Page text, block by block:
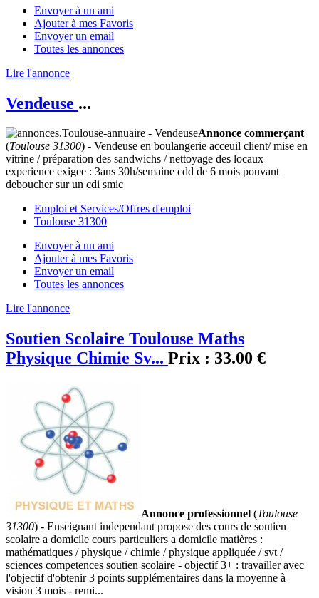
Envoyer à un ami
Ajouter à mes Favoris
Envoyer un email
Toutes les annonces
Lire l'annonce
Vendeuse ...
Annonce commerçant
(Toulouse 31300) - Vendeuse en boulangerie acceuil client/ mise en
vitrine / préparation des sandwichs / nettoyage des locaux
experience exigee : 3ans 30h/semaine cdd de 6 mois pouvant
deboucher sur un cdi smic
Emploi et Services/Offres d'emploi
Toulouse 31300
Envoyer à un ami
Ajouter à mes Favoris
Envoyer un email
Toutes les annonces
Lire l'annonce
Soutien Scolaire Toulouse Maths
Physique Chimie Sv... Prix : 33.00 €
Annonce professionnel (Toulouse
31300) - Enseignant independant propose des cours de soutien
scolaire a domicile cours particuliers a domicile matières :
mathématiques / physique / chimie / physique appliquée / svt /
sciences competences soutien scolaire - objectif 3+ : travailler avec
l'objectif d'obtenir 3 points supplémentaires dans la moyenne à
vision 3 mois - remi...